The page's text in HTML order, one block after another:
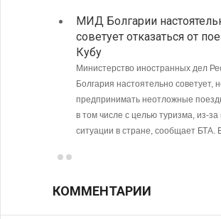
МИД Болгарии
советует отказаться от
Кубу
Министерство иностранных дел
Болгария настоятельно советует,
предпринимать неотложные
в том числе с целью туризма, из-за
ситуации в стране, сообщает БТА.
КОММЕНТАРИИ